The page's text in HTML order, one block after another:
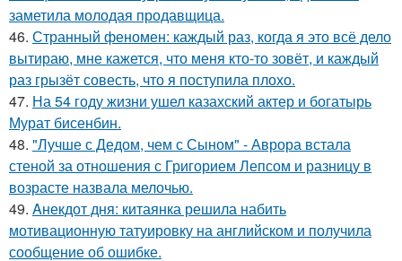
заметила молодая продавщица.
46. Странный феномен: каждый раз, когда я это всё дело
вытираю, мне кажется, что меня кто-то зовёт, и каждый
раз грызёт совесть, что я поступила плохо.
47. На 54 году жизни ушел казахский актер и богатырь
Мурат бисенбин.
48. "Лучше с Дедом, чем с Сыном" - Аврора встала
стеной за отношения с Григорием Лепсом и разницу в
возрасте назвала мелочью.
49. Aнекдот дня: китаянка решила набить
мотивационную татуировку на английском и получила
сообщение об ошибке.